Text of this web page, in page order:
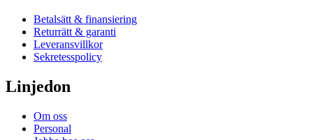
Betalsätt & finansiering
Returrätt & garanti
Leveransvillkor
Sekretesspolicy
Linjedon
Om oss
Personal